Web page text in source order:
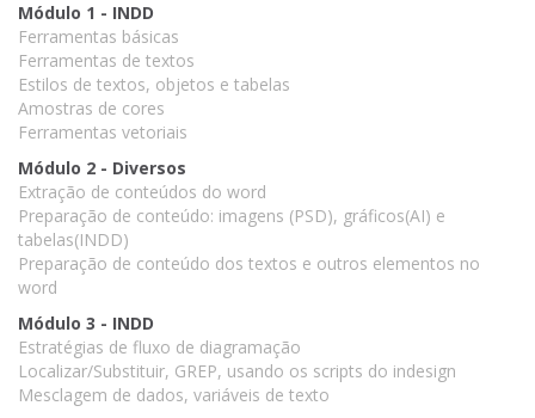
Módulo 1 - INDD
Ferramentas básicas
Ferramentas de textos
Estilos de textos, objetos e tabelas
Amostras de cores
Ferramentas vetoriais
Módulo 2 - Diversos
Extração de conteúdos do word
Preparação de conteúdo: imagens (PSD), gráficos(AI) e
tabelas(INDD)
Preparação de conteúdo dos textos e outros elementos no
word
Módulo 3 - INDD
Estratégias de fluxo de diagramação
Localizar/Substituir, GREP, usando os scripts do indesign
Mesclagem de dados, variáveis de texto